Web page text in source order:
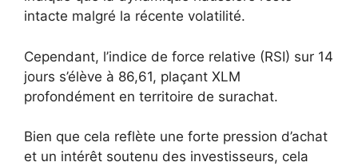
intacte malgré la récente volatilité.
Cependant, l’indice de force relative (RSI) sur 14
jours s’élève à 86,61, plaçant XLM
profondément en territoire de surachat.
Bien que cela reflète une forte pression d’achat
et un intérêt soutenu des investisseurs, cela